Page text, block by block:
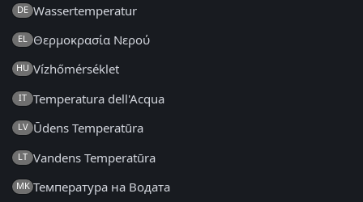
DE Wassertemperatur
EL Θερμοκρασία Νερού
HU Vízhőmérséklet
IT Temperatura dell'Acqua
LV Ūdens Temperatūra
LT Vandens Temperatūra
MK Температура на Водата